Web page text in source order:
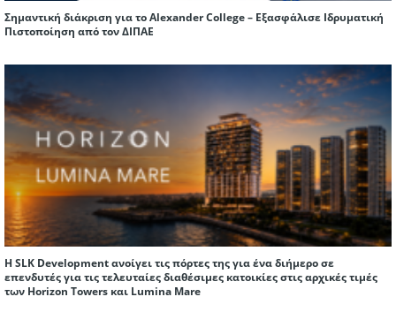
Σημαντική διάκριση για το Alexander College – Εξασφάλισε Ιδρυματική
Πιστοποίηση από τον ΔΙΠΑΕ
Η SLK Development ανοίγει τις πόρτες της για ένα διήμερο σε
επενδυτές για τις τελευταίες διαθέσιμες κατοικίες στις αρχικές τιμές
των Horizon Towers και Lumina Mare